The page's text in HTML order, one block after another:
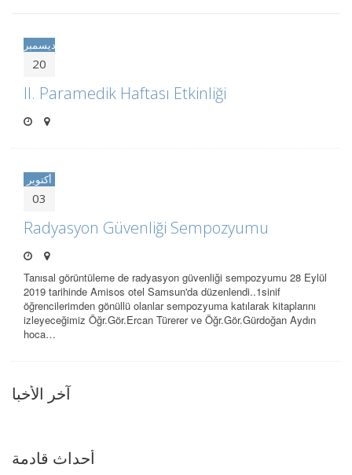
ديسمبر
20
II. Paramedik Haftası Etkinliği
أكتوبر
03
Radyasyon Güvenliği Sempozyumu
Tanısal görüntüleme de radyasyon güvenliği sempozyumu 28 Eylül
2019 tarihinde Amisos otel Samsun'da düzenlendi..1sinif
öğrencilerimden gönüllü olanlar sempozyuma katılarak kitaplarını
izleyeceğimiz Öğr.Gör.Ercan Türerer ve Öğr.Gör.Gürdoğan Aydın
hoca…
آخر الأخبا
أحداث قادمة